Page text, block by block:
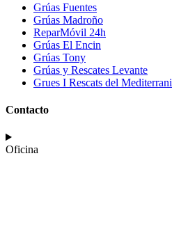
Grúas Fuentes
Grúas Madroño
ReparMóvil 24h
Grúas El Encin
Grúas Tony
Grúas y Rescates Levante
Grues I Rescats del Mediterrani
Contacto
Oficina